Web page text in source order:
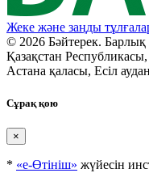
Жеке және заңды
© 2026 Бәйтерек. Барлық
Қазақстан
Астана қаласы, Есіл
Сұрақ қою
×
* «е-Өтініш» жүйесін